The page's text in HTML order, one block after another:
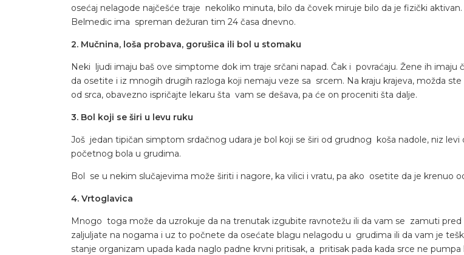
osećaj nelagode najčešće traje nekoliko minuta, bilo da čovek miruje bilo da je fizički
Belmedic ima spreman dežuran tim 24 časa dnevno.
2. Mučnina, loša probava, gorušica ili bol u stomaku
Neki ljudi imaju baš ove simptome dok im traje srčani napad. Čak i povraćaju. Žene ih
da osetite i iz mnogih drugih razloga koji nemaju veze sa srcem. Na kraju krajeva, možda
od srca, obavezno ispričajte lekaru šta vam se dešava, pa će on proceniti šta dalje.
3. Bol koji se širi u levu ruku
Još jedan tipičan simptom srdačnog udara je bol koji se širi od grudnog koša nadole, niz
početnog bola u grudima.
Bol se u nekim slučajevima može širiti i nagore, ka vilici i vratu, pa ako osetite da je krenuo
4. Vrtoglavica
Mnogo toga može da uzrokuje da na trenutak izgubite ravnotežu ili da vam se zamuti pred
zaljuljate na nogama i uz to počnete da osećate blagu nelagodu u grudima ili da vam je
stanje organizam upada kada naglo padne krvni pritisak, a pritisak pada kada srce ne pumpa